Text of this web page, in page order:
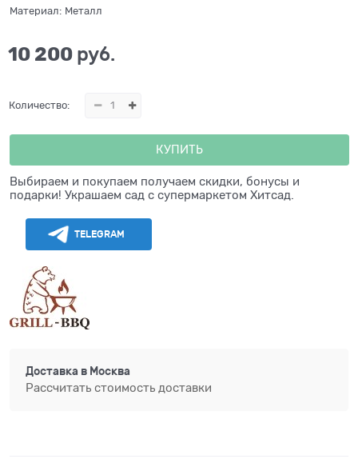
Материал: Металл
10 200 руб.
Количество:
КУПИТЬ
Выбираем и покупаем получаем скидки, бонусы и
подарки! Украшаем сад с супермаркетом Хитсад.
TELEGRAM
Доставка в Москва
Рассчитать стоимость доставки